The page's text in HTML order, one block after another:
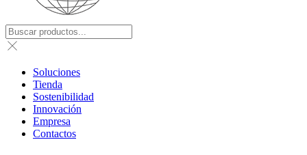
Soluciones
Tienda
Sostenibilidad
Innovación
Empresa
Contactos